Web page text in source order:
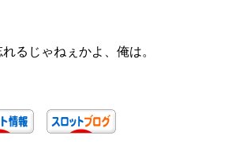
るじゃねぇかよ、俺は。